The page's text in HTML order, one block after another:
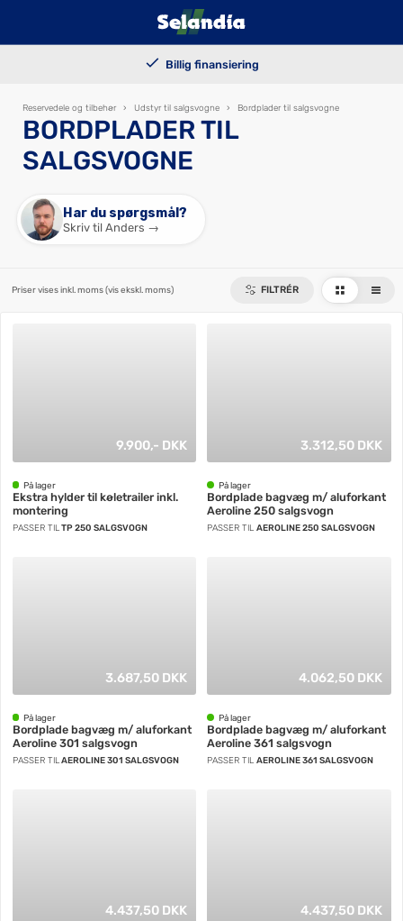
Reservedele og tilbehør › Udstyr til salgsvogne › Bordplader til salgsvogne
BORDPLADER TIL
SALGSVOGNE
Har du spørgsmål?
Skriv til Anders →
FILTRÉR
Priser vises inkl. moms(vis ekskl. moms)
9.900,- DKK
På lager
Ekstra hylder til køletrailer inkl.
montering
PASSER TIL TP 250 SALGSVOGN
3.312,50 DKK
På lager
Bordplade bagvæg m/ aluforkant
Aeroline 250 salgsvogn
PASSER TIL AEROLINE 250 SALGSVOGN
3.687,50 DKK
På lager
Bordplade bagvæg m/ aluforkant
Aeroline 301 salgsvogn
PASSER TIL AEROLINE 301 SALGSVOGN
4.062,50 DKK
På lager
Bordplade bagvæg m/ aluforkant
Aeroline 361 salgsvogn
PASSER TIL AEROLINE 361 SALGSVOGN
4.437,50 DKK 4.437,50 DKK
100.000+ solgte trailers
Billig finansiering
Kundetilpassede løsninger
Levering i hele landet